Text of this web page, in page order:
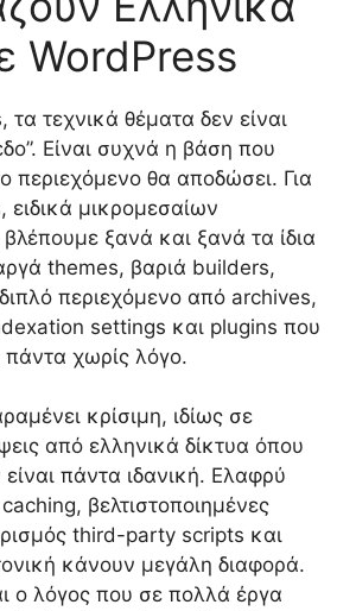
WordPress
τα τεχνικά θέματα δεν είναι
Είναι συχνά η βάση που
περιεχόμενο θα αποδώσει. Για
ειδικά μικρομεσαίων
ξανά και ξανά τα ίδια
themes, βαριά builders,
περιεχόμενο από archives,
settings και plugins που
χωρίς λόγο.
κρίσιμη, ιδίως σε
από ελληνικά δίκτυα όπου
είναι πάντα ιδανική. Ελαφρύ
βελτιστοποιημένες
third-party scripts και
κάνουν μεγάλη διαφορά.
ο λόγος που σε πολλά έργα